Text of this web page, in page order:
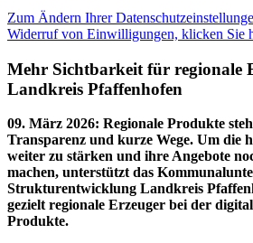
Zum Ändern Ihrer
Widerruf von Einwilligungen, klicken Sie
Mehr Sichtbarkeit für regionale
Landkreis Pfaffenhofen
09. März 2026: Regionale Produkte
Transparenz und kurze Wege. Um die
weiter zu stärken und ihre Angebote
machen, unterstützt das
Strukturentwicklung Landkreis
gezielt regionale Erzeuger bei der
Produkte.